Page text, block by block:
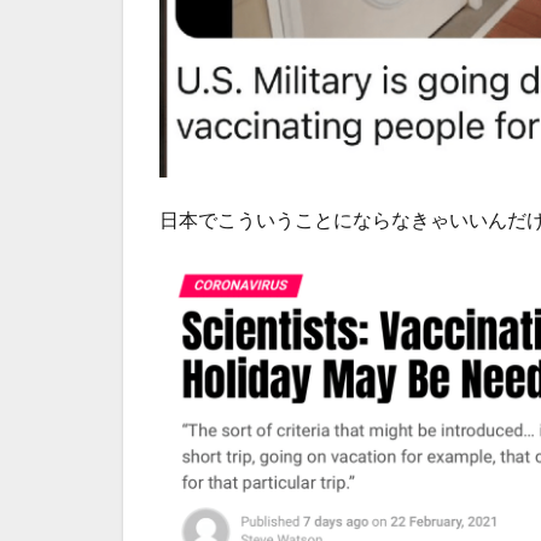
日本でこういうことにならなきゃいいんだ